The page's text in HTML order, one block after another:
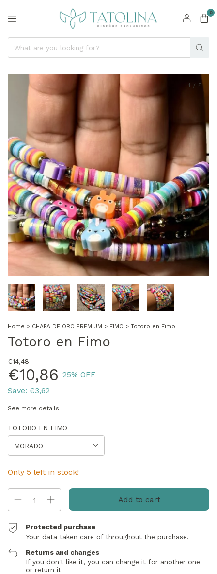
0
1 / 5
Home > CHAPA DE ORO PREMIUM > FIMO > Totoro en Fimo
Totoro en Fimo
€14,48
€10,86 25% OFF
Save: €3,62
See more details
TOTORO EN FIMO
Only 5 left in stock!
Protected purchase
Your data taken care of throughout the purchase.
Returns and changes
If you don't like it, you can change it for another one
or return it.